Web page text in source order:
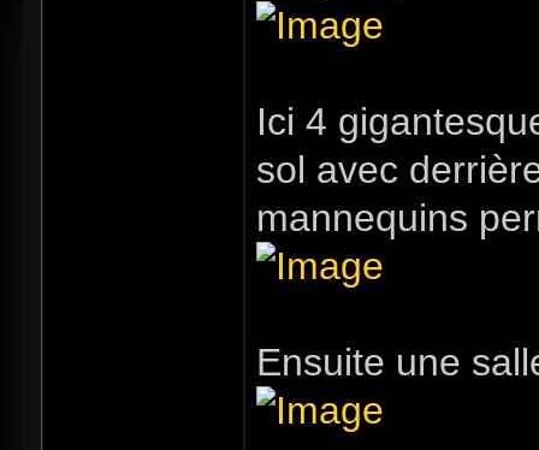
Ici 4
sol avec
mannequins
Ensuite une